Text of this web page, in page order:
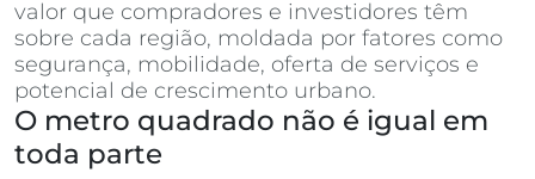
valor que compradores e investidores têm
sobre cada região, moldada por fatores como
segurança, mobilidade, oferta de serviços e
potencial de crescimento urbano.
O metro quadrado não é igual em
toda parte